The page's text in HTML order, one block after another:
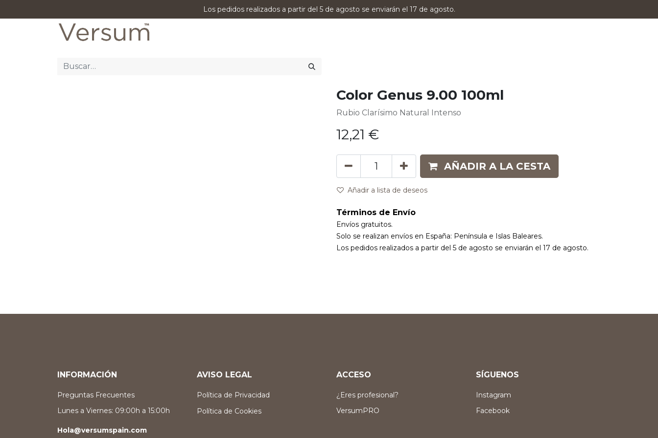
Los pedidos realizados a partir del 5 de agosto se enviarán el 17 de agosto.
Color Genus 9.00 100ml
Rubio Clarísimo Natural Intenso
12,21 €
AÑADIR A LA CESTA
Añadir a lista de deseos
Términos de Envío
Envíos gratuitos.
Solo se realizan envíos en España: Península e Islas Baleares.
Los pedidos realizados a partir del 5 de agosto se enviarán el 17 de agosto.
INFORMACIÓN
Preguntas Frecuentes
Lunes a Viernes: 09:00h a 15:00h
Hola@versumspain.com
AVISO LEGAL
Política de Privacidad
Política de Cookies
ACCESO
¿Eres profesional?
VersumPRO
SÍGUENOS
Instagram
Facebook